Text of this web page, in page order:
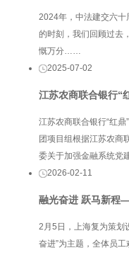
2024年，中法建交六十
的时刻，我们回顾过去
慨万分……
2025-07-02
江苏农商联合银行“
江苏农商联合银行“红
团项目组根据江苏农商
委关于加强金融系统
2026-02-11
融光奋进 跃马新程
​2月5日，上海复为策划
奋进”为主题，全体员